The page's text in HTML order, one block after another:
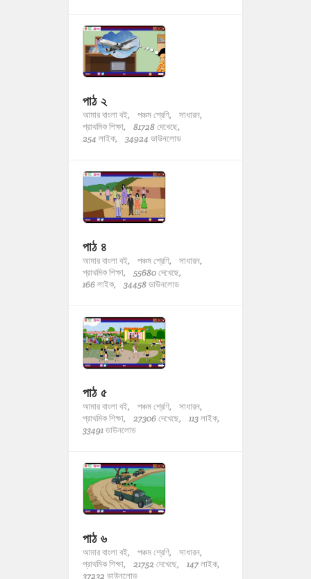
পাঠ ২
আমার বাংলা বই, পঞ্চম শ্রেণি,
সাধারন,
প্রাথমিক শিক্ষা,
81728 দেখেছে,
254 লাইক,
34924 ডাউনলোড
পাঠ ৪
আমার বাংলা বই, পঞ্চম শ্রেণি,
সাধারন,
প্রাথমিক শিক্ষা,
55680 দেখেছে,
166 লাইক,
34458 ডাউনলোড
পাঠ ৫
আমার বাংলা বই, পঞ্চম শ্রেণি,
সাধারন,
প্রাথমিক শিক্ষা,
27306 দেখেছে,
113 লাইক,
33491 ডাউনলোড
পাঠ ৬
আমার বাংলা বই, পঞ্চম শ্রেণি,
সাধারন,
প্রাথমিক শিক্ষা,
21752 দেখেছে,
147 লাইক,
37232 ডাউনলোড